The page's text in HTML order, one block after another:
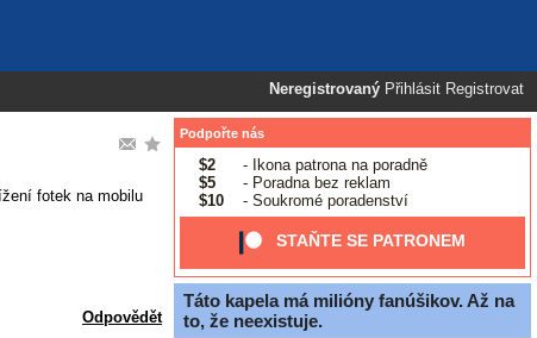
Neregistrovaný Přihlásit Registrovat
fotek na mobilu
Odpovědět
Podpořte nás
$2
- Ikona patrona na poradně
$5
- Poradna bez reklam
$10
- Soukromé poradenství
STAŇTE SE PATRONEM
Táto kapela má milióny fanúšikov. Až na
to, že neexistuje.